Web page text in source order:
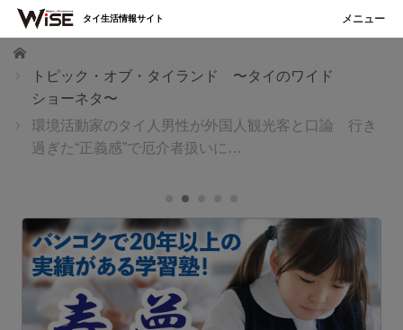
ホーム
トピック・オブ・タイランド 〜タイのワイド
ショーネタ〜
環境活動家のタイ人男性が外国人観光客と口論 行き
過ぎた“正義感”で厄介者扱いに…
タイ生活情報サイト